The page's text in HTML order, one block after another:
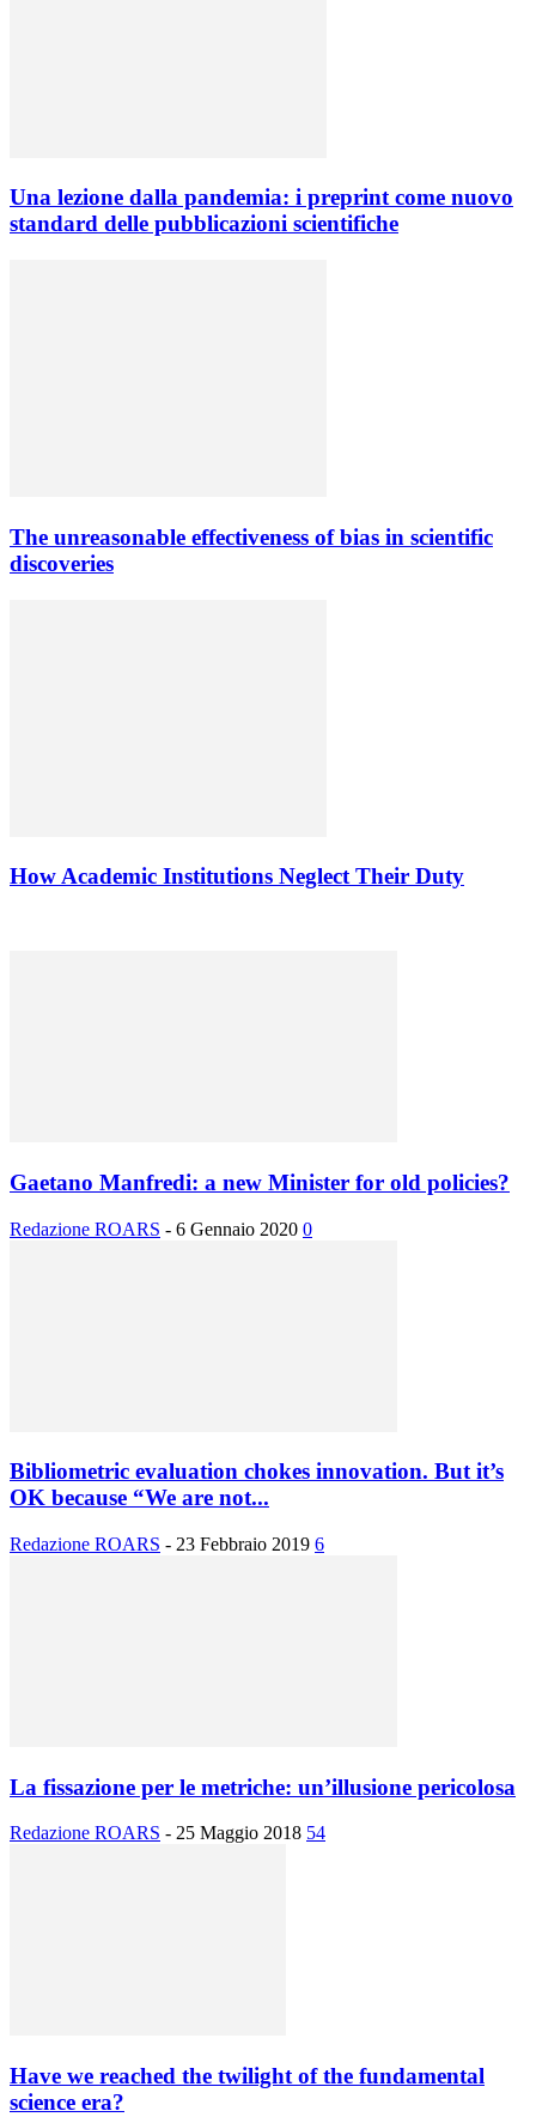
Una lezione dalla pandemia: i preprint come nuovo
standard delle pubblicazioni scientifiche
The unreasonable effectiveness of bias in scientific
discoveries
How Academic Institutions Neglect Their Duty
Gaetano Manfredi: a new Minister for old policies?
Redazione ROARS - 6 Gennaio 2020 0
Bibliometric evaluation chokes innovation. But it’s
OK because “We are not...
Redazione ROARS - 23 Febbraio 2019 6
La fissazione per le metriche: un’illusione pericolosa
Redazione ROARS - 25 Maggio 2018 54
Have we reached the twilight of the fundamental
science era?